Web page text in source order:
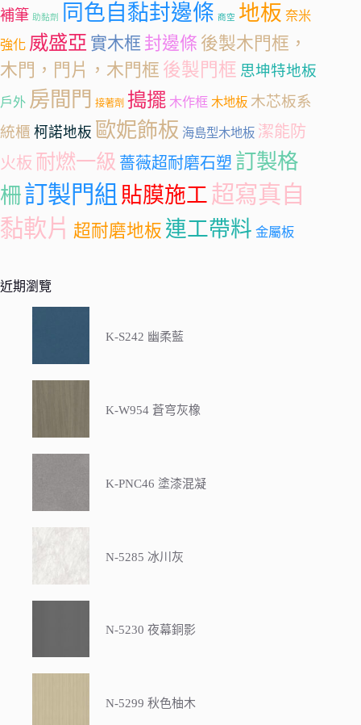
補筆 助黏劑 同色自黏封邊條 商空 地板 奈米
強化 威盛亞 實木框 封邊條 後製木門框，
木門，門片，木門框 後製門框 思坤特地板
戶外 房間門 接著劑 搗擺 木作框 木地板 木芯板系
統櫃 柯諾地板 歐妮飾板 海島型木地板 潔能防
火板 耐燃一級 薔薇超耐磨石塑 訂製格
柵訂製門組 貼膜施工 超寫真自
黏軟片 超耐磨地板 連工帶料 金屬板
近期瀏覽
K-S242 幽柔藍
K-W954 蒼穹灰橡
K-PNC46 塗漆混凝
N-5285 冰川灰
N-5230 夜幕銅影
N-5299 秋色柚木